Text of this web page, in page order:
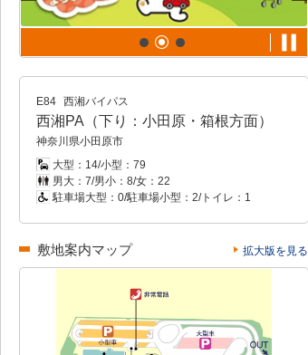
E84 西湘バイパス
西湘PA（下り：小田原・箱根方面）
神奈川県小田原市
大型：14/小型：79
男大：7/男小：8/女：22
駐車場大型：0/駐車場小型：2/トイレ：1
敷地案内マップ 拡大版を見る